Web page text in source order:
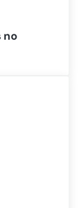
no